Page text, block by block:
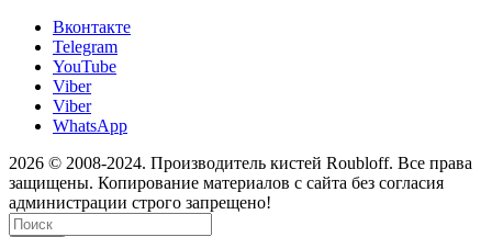
Вконтакте
Telegram
YouTube
Viber
Viber
WhatsApp
2026 © 2008-2024. Производитель кистей Roubloff. Все права
защищены. Копирование материалов с сайта без согласия
администрации строго запрещено!